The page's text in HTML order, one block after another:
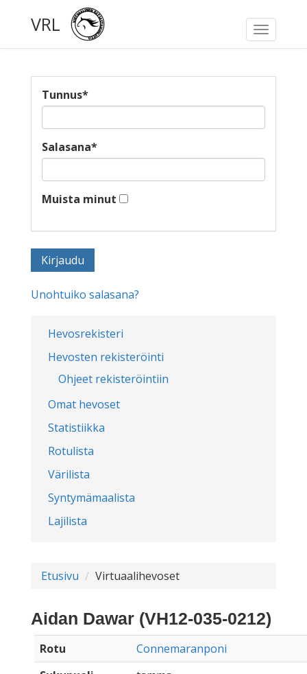
Toggle
VRL
Hevosrekisteri
Hevosten rekisteröinti
Ohjeet rekisteröintiin
Omat hevoset
Statistiikka
Rotulista
Värilista
Syntymämaalista
Lajilista
Tunnus*
Salasana*
Muista minut
Unohtuiko salasana?
Etusivu Virtuaalihevoset
Aidan Dawar (VH12-035-0212)
Rotu
Connemaranponi